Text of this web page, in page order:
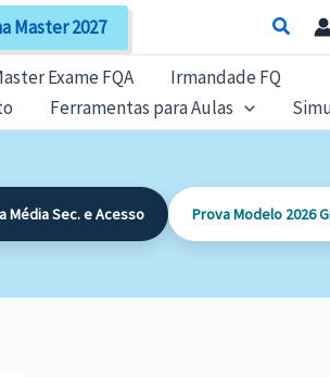
Master 2027 Search
Exame FQA
Irmandade FQ
Ferramentas para Aulas
Média Sec. e Acesso Prova Modelo 2026